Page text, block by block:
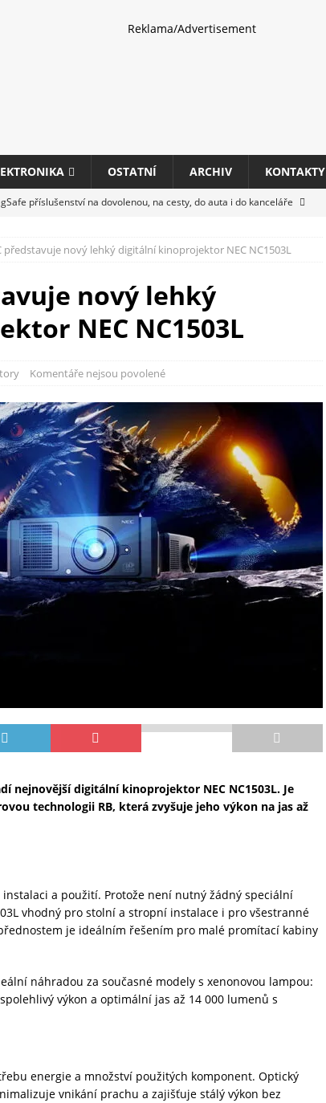
Reklama/Advertisement
OSTATNÍ ARCHIV KONTAKTY
příslušenství na dovolenou, na cesty, do auta i do kanceláře
veletrhu COMPUTEX 2025 představí nové příslušenství pro hráče,
HARDWARE
multifunkčních kancelářských tiskáren Canon imageFORCE s modely
a růst krypto kasin: Co by měli vědět milovníci technologií
představuje nový lehký digitální kinoprojektor NEC NC1503L
nový lehký
NEC NC1503L
Komentáře nejsou povolené
nejnovější digitální kinoprojektor NEC NC1503L. Je
technologii RB, která zvyšuje jeho výkon na jas až
a použití. Protože není nutný žádný speciální
vhodný pro stolní a stropní instalace i pro všestranné
je ideálním řešením pro malé promítací kabiny
náhradou za současné modely s xenonovou lampou:
výkon a optimální jas až 14 000 lumenů s
energie a množství použitých komponent. Optický
vnikání prachu a zajišťuje stálý výkon bez